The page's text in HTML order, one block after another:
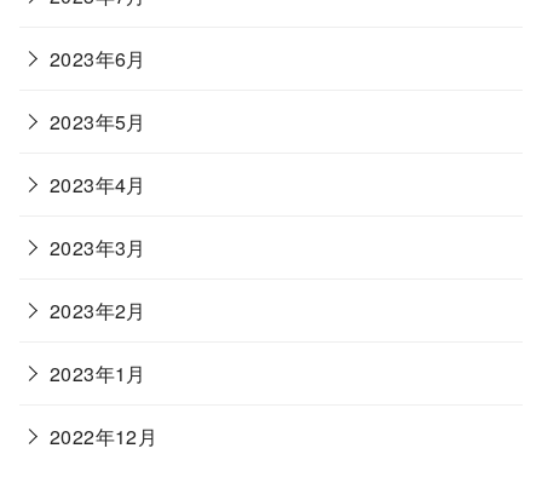
2023年6月
2023年5月
2023年4月
2023年3月
2023年2月
2023年1月
2022年12月